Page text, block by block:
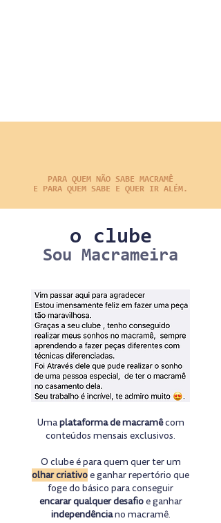
PARA QUEM NÃO SABE MACRAMÊ
E PARA QUEM SABE E QUER IR ALÉM.
o clube
Sou Macrameira
Umaplataforma de macramêcom
conteúdos mensais exclusivos.
O clube é para quem quer ter um
olhar criativoe ganhar repertório que
foge do básico para conseguir
encarar qualquer desafioe ganhar
independênciano macramê.